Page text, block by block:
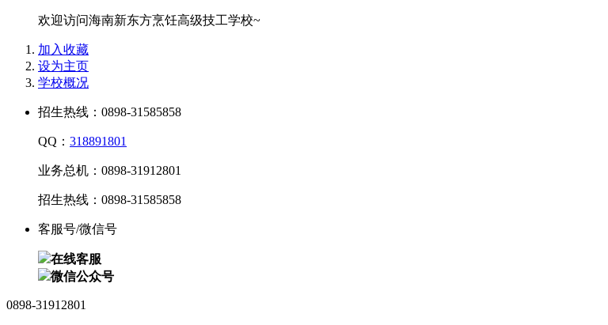
欢迎访问海南新东方烹饪高级技工学校~
加入收藏
设为主页
学校概况
招生热线：0898-31585858
QQ： 318891801
业务总机：0898-31912801
招生热线：0898-31585858
客服号/微信号
在线客服
微信公众号
0898-31912801